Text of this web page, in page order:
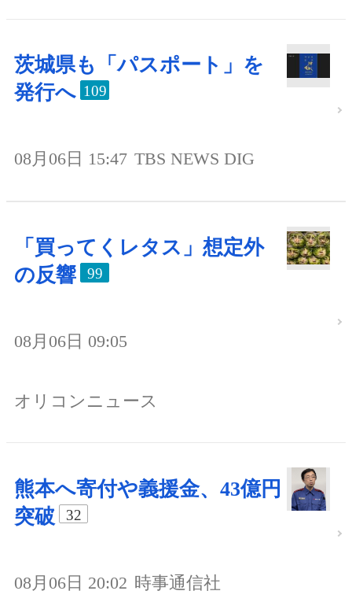
茨城県も「パスポート」を
発行へ 109
08月06日 15:47 TBS NEWS DIG
「買ってくレタス」想定外
の反響
99
08月06日 09:05
オリコンニュース
熊本へ寄付や義援金、43億円
突破
32
08月06日 20:02 時事通信社